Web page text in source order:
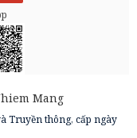
Truyền thông, cấp ngày